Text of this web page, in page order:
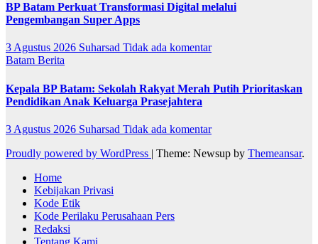
BP Batam Perkuat Transformasi Digital melalui
Pengembangan Super Apps
3 Agustus 2026 Suharsad Tidak ada komentar
Batam Berita
Kepala BP Batam: Sekolah Rakyat Merah Putih Prioritaskan
Pendidikan Anak Keluarga Prasejahtera
3 Agustus 2026 Suharsad Tidak ada komentar
Proudly powered by WordPress | Theme: Newsup by Themeansar.
Home
Kebijakan Privasi
Kode Etik
Kode Perilaku Perusahaan Pers
Redaksi
Tentang Kami